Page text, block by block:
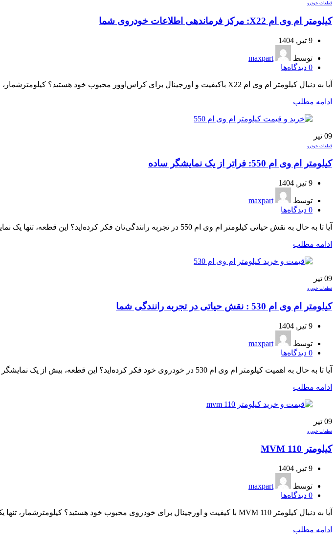
قطعات خودرو
کیلومتر ام وی ام X22: مرکز فرماندهی اطلاعات خودروی شما
9 تیر, 1404
توسط
maxpart
0 دیدگاه‌ها
آیا به دنبال کیلومتر ام وی ام X22 باکیفیت و اورجینال برای کراس‌اوور محبوب خود هستید؟ کیلومترشمار، فقط یک قطعه ساده نیست؛ بلکه قلب...
ادامه مطلب
09 تیر
قطعات خودرو
کیلومتر ام وی ام 550: فراتر از یک نمایشگر ساده
9 تیر, 1404
توسط
maxpart
0 دیدگاه‌ها
آیا تا به حال به نقش حیاتی کیلومتر ام وی ام 550 در تجربه رانندگی‌تان فکر کرده‌اید؟ این قطعه، تنها یک نمایشگر ساده نیست؛ بلکه مغز ...
ادامه مطلب
09 تیر
قطعات خودرو
کیلومتر ام وی ام 530 : نقش حیاتی در تجربه رانندگی شما
9 تیر, 1404
توسط
maxpart
0 دیدگاه‌ها
آیا تا به حال به اهمیت کیلومتر ام وی ام 530 در خودروی خود فکر کرده‌اید؟ این قطعه، بیش از یک نمایشگر ساده است؛ بلکه مرکز فرماندهی اط...
ادامه مطلب
09 تیر
قطعات خودرو
کیلومتر MVM 110
9 تیر, 1404
توسط
maxpart
0 دیدگاه‌ها
آیا به دنبال کیلومتر MVM 110 با کیفیت و اورجینال برای خودروی محبوب خود هستید؟ کیلومترشمار، تنها یک قطعه ساده نیست؛ بلکه مغز متفکر ا...
ادامه مطلب